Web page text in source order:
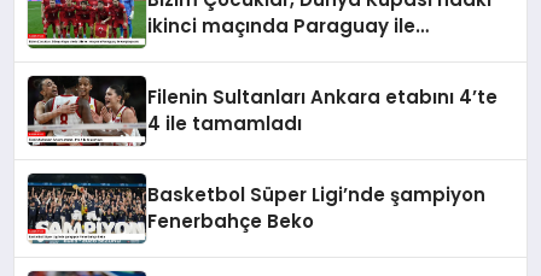
ikinci maçında Paraguay ile
Filenin Sultanları Ankara etabını 4’te
4 ile tamamladı
Basketbol Süper Ligi’nde şampiyon
Fenerbahçe Beko